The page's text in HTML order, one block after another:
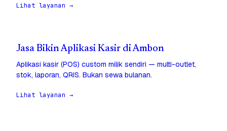
Lihat layanan →
Jasa Bikin Aplikasi Kasir di Ambon
Aplikasi kasir (POS) custom milik sendiri — multi-outlet,
stok, laporan, QRIS. Bukan sewa bulanan.
Lihat layanan →